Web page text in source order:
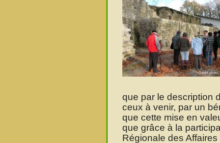
que par le description
ceux à venir, par un
que cette mise en
que grâce à la
Régionale des